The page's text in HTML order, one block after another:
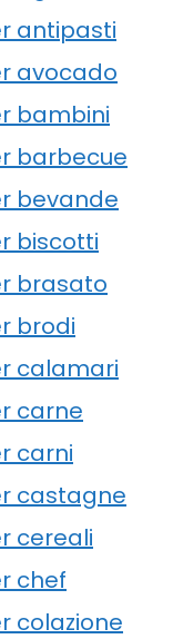
antipasti
avocado
bambini
barbecue
bevande
biscotti
brasato
brodi
calamari
carne
carni
castagne
cereali
chef
colazione